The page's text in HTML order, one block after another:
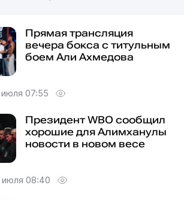
Прямая трансляция
вечера бокса с титульным
боем Али Ахмедова
07:55
Президент WBO сообщил
хорошие для Алимханулы
новости в новом весе
июля 08:40